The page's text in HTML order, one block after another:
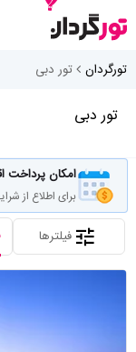
تورگردان تور دبی
تور دبی
امکان پرداخت
برای اطلاع از
فیلترها